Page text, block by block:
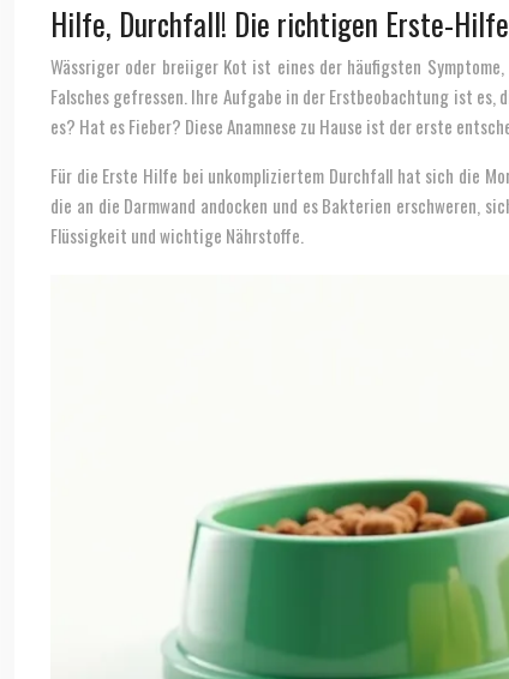
Hilfe, Durchfall! Die richtigen Erste-
Wässriger oder breiiger Kot ist eines der häufigsten
Falsches gefressen. Ihre Aufgabe in der Erstbeobachtung ist
es? Hat es Fieber? Diese Anamnese zu Hause ist der erste
Für die Erste Hilfe bei unkompliziertem Durchfall hat sich die
die an die Darmwand andocken und es Bakterien
Flüssigkeit und wichtige Nährstoffe.